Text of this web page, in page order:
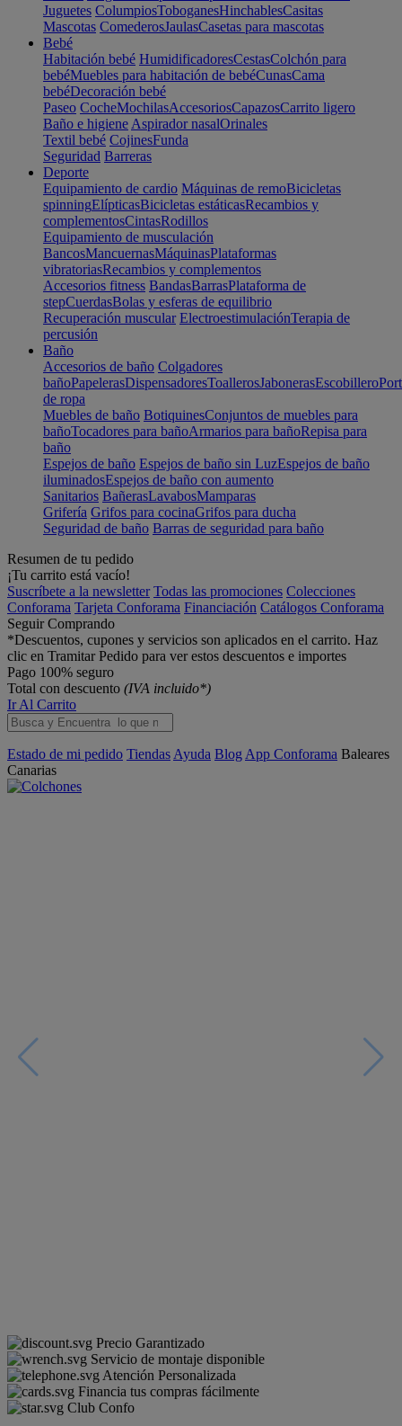
Juguetes ColumpiosToboganesHinchablesCasitas
Mascotas ComederosJaulasCasetas para mascotas
Bebé
Habitación bebé HumidificadoresCestasColchón para
bebéMuebles para habitación de bebéCunasCama
bebéDecoración bebé
Paseo CocheMochilasAccesoriosCapazosCarrito ligero
Baño e higiene Aspirador nasalOrinales
Textil bebé CojinesFunda
Seguridad Barreras
Deporte
Equipamiento de cardio Máquinas de remoBicicletas
spinningElípticasBicicletas estáticasRecambios y
complementosCintasRodillos
Equipamiento de musculación
BancosMancuernasMáquinasPlataformas
vibratoriasRecambios y complementos
Accesorios fitness BandasBarrasPlataforma de
stepCuerdasBolas y esferas de equilibrio
Recuperación muscular ElectroestimulaciónTerapia de
percusión
Baño
Accesorios de baño Colgadores
bañoPapelerasDispensadoresToallerosJabonerasEscobillero
de ropa
Muebles de baño BotiquinesConjuntos de muebles para
bañoTocadores para bañoArmarios para bañoRepisa para
baño
Espejos de baño Espejos de baño sin LuzEspejos de baño
iluminadosEspejos de baño con aumento
Sanitarios BañerasLavabosMamparas
Grifería Grifos para cocinaGrifos para ducha
Seguridad de baño Barras de seguridad para baño
Resumen de tu pedido
¡Tu carrito está vacío!
Suscríbete a la newsletter Todas las promociones Colecciones
Conforama Tarjeta Conforama Financiación Catálogos Conforama
Seguir Comprando
*Descuentos, cupones y servicios son aplicados en el carrito. Haz
clic en Tramitar Pedido para ver estos descuentos e importes
Pago 100% seguro
Total con descuento (IVA incluido*)
Ir Al Carrito
Estado de mi pedido Tiendas Ayuda Blog App Conforama Baleares
Canarias
Precio Garantizado
Servicio de montaje disponible
Atención Personalizada
Financia tus compras fácilmente
Club Confo